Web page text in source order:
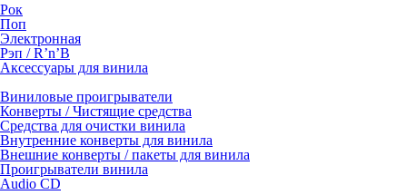
Рок
Поп
Электронная
Рэп / R’n’B
Аксессуары для винила
Виниловые проигрыватели
Конверты / Чистящие средства
Средства для очистки винила
Внутренние конверты для винила
Внешние конверты / пакеты для винила
Проигрыватели винила
Audio CD